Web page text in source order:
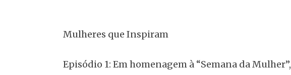
Mulheres que Inspiram
Episódio 1: Em homenagem à “Semana da